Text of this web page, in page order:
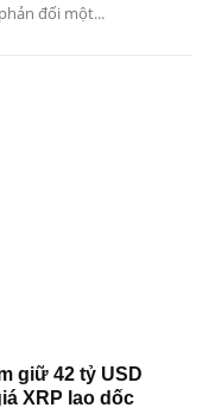
đối một...
giữ 42 tỷ USD
XRP lao dốc